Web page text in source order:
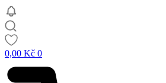
0,00 Kč 0